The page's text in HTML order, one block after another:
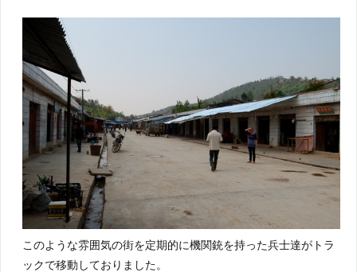
このような雰囲気の街を定期的に機関銃を持った兵士達がトラ
ックで移動しておりました。